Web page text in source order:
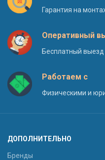
Гарантия на
Оперативный
Бесплатный выезд
Работаем с
Физическими и
ДОПОЛНИТЕЛЬНО
Бренды